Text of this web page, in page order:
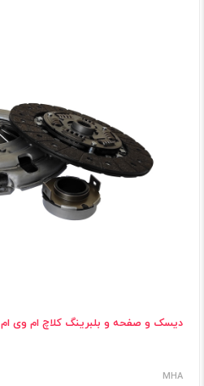
دیسک و صفحه و بلبرینگ کلاچ ام وی ام X33
MHA